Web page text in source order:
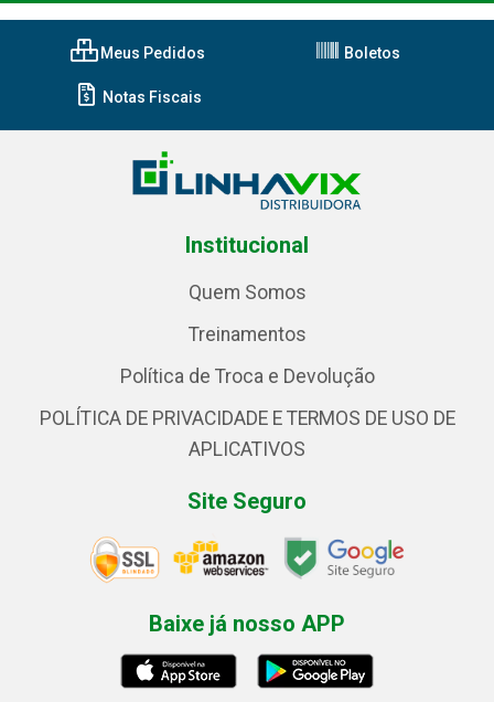
Meus Pedidos Boletos
Notas Fiscais
Institucional
Quem Somos
Treinamentos
Política de Troca e Devolução
POLÍTICA DE PRIVACIDADE E TERMOS DE USO DE
APLICATIVOS
Site Seguro
Baixe já nosso APP